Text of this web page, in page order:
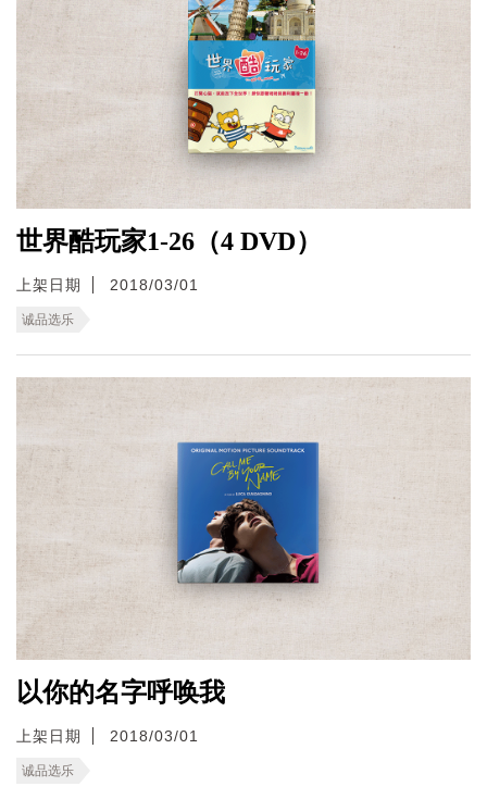
世界酷玩家1-26（4 DVD）
上架日期 2018/03/01
诚品选乐
以你的名字呼唤我
上架日期 2018/03/01
诚品选乐